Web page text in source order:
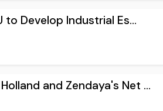
to Develop Industrial Es...
and Zendaya's Net ...